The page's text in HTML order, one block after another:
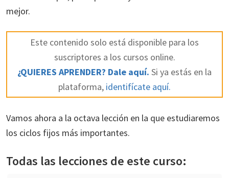
mejor.
Este contenido solo está disponible para los
suscriptores a los cursos online.
¿QUIERES APRENDER? Dale aquí. Si ya estás en la
plataforma, identifícate aquí.
Vamos ahora a la octava lección en la que estudiaremos
los ciclos fijos más importantes.
Todas las lecciones de este curso: